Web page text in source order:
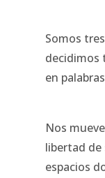
Somos
decidimos
en
Nos
libertad de
espacios